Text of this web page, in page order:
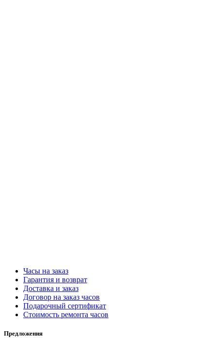
Часы на заказ
Гарантия и возврат
Доставка и заказ
Договор на заказ часов
Подарочный сертификат
Стоимость ремонта часов
Предложения